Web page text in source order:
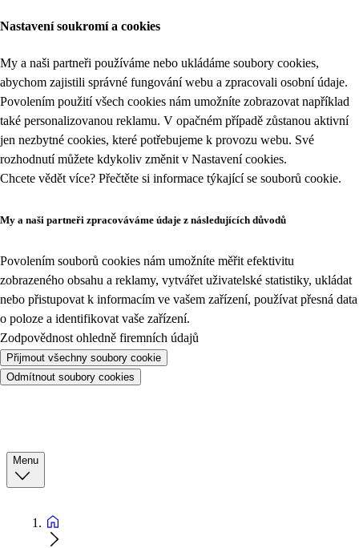
Nastavení soukromí a cookies
My a naši partneři používáme nebo ukládáme soubory cookies,
abychom zajistili správné fungování webu a zpracovali osobní údaje.
Povolením použití všech cookies nám umožníte zobrazovat například
také personalizovanou reklamu. V opačném případě zůstanou aktivní
jen nezbytné cookies, které potřebujeme k provozu webu. Své
rozhodnutí můžete kdykoliv změnit v Nastavení cookies.
Chcete vědět více? Přečtěte si informace týkající se souborů cookie.
My a naši partneři zpracováváme údaje z následujících důvodů
Povolením souborů cookies nám umožníte měřit efektivitu
zobrazeného obsahu a reklamy, vytvářet uživatelské statistiky, ukládat
nebo přistupovat k informacím ve vašem zařízení, používat přesná data
o poloze a identifikovat vaše zařízení.
Zodpovědnost ohledně firemních údajů
Přijmout všechny soubory cookie
Odmítnout soubory cookies
Menu